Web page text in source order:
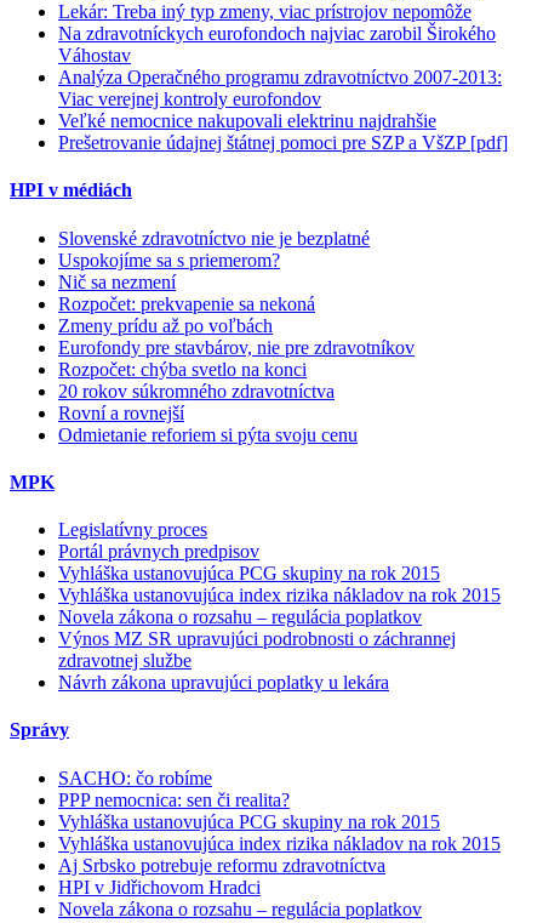
Lekár: Treba iný typ zmeny, viac prístrojov nepomôže
Na zdravotníckych eurofondoch najviac zarobil Širokého
Váhostav
Analýza Operačného programu zdravotníctvo 2007-2013:
Viac verejnej kontroly eurofondov
Veľké nemocnice nakupovali elektrinu najdrahšie
Prešetrovanie údajnej štátnej pomoci pre SZP a VšZP [pdf]
HPI v médiách
Slovenské zdravotníctvo nie je bezplatné
Uspokojíme sa s priemerom?
Nič sa nezmení
Rozpočet: prekvapenie sa nekoná
Zmeny prídu až po voľbách
Eurofondy pre stavbárov, nie pre zdravotníkov
Rozpočet: chýba svetlo na konci
20 rokov súkromného zdravotníctva
Rovní a rovnejší
Odmietanie reforiem si pýta svoju cenu
MPK
Legislatívny proces
Portál právnych predpisov
Vyhláška ustanovujúca PCG skupiny na rok 2015
Vyhláška ustanovujúca index rizika nákladov na rok 2015
Novela zákona o rozsahu – regulácia poplatkov
Výnos MZ SR upravujúci podrobnosti o záchrannej
zdravotnej službe
Návrh zákona upravujúci poplatky u lekára
Správy
SACHO: čo robíme
PPP nemocnica: sen či realita?
Vyhláška ustanovujúca PCG skupiny na rok 2015
Vyhláška ustanovujúca index rizika nákladov na rok 2015
Aj Srbsko potrebuje reformu zdravotníctva
HPI v Jidřichovom Hradci
Novela zákona o rozsahu – regulácia poplatkov